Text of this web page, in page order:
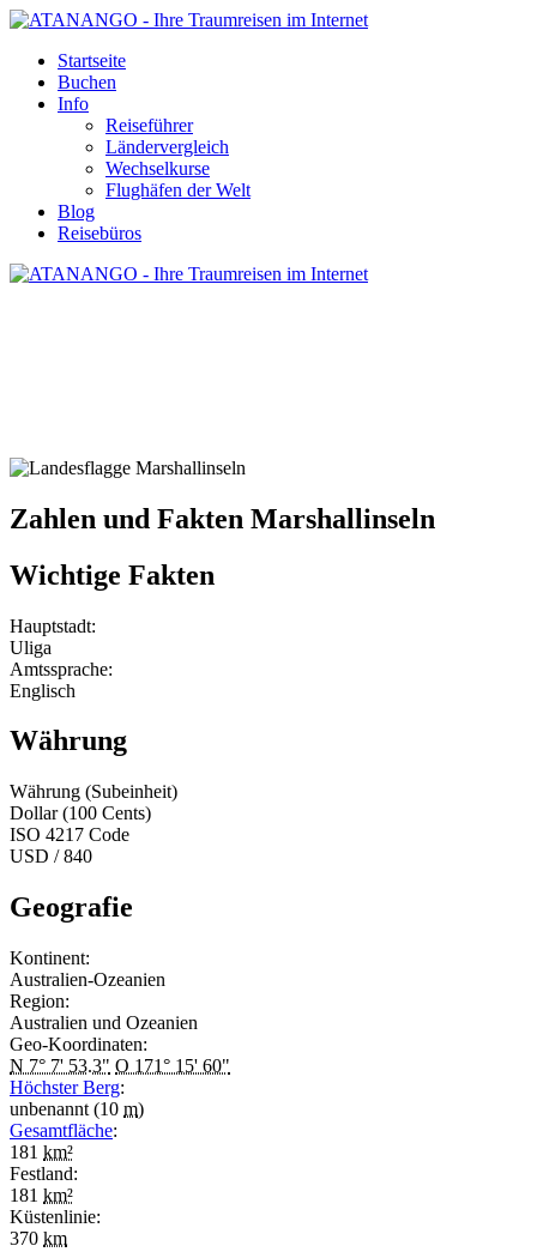
Startseite
Buchen
Info
Reiseführer
Ländervergleich
Wechselkurse
Flughäfen der Welt
Blog
Reisebüros
Zahlen und Fakten Marshallinseln
Wichtige Fakten
Hauptstadt:
Uliga
Amtssprache:
Englisch
Währung
Währung (Subeinheit)
Dollar (100 Cents)
ISO 4217 Code
USD / 840
Geografie
Kontinent:
Australien-Ozeanien
Region:
Australien und Ozeanien
Geo-Koordinaten:
N 7° 7' 53.3" O 171° 15' 60"
Höchster Berg:
unbenannt (10 m)
Gesamtfläche:
181 km²
Festland:
181 km²
Küstenlinie:
370 km